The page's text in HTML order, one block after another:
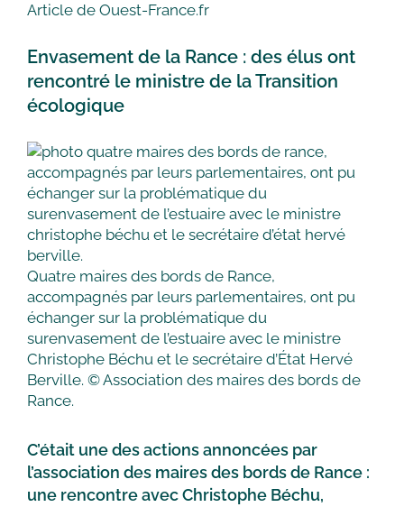
Article de Ouest-France.fr
Envasement de la Rance : des élus ont
rencontré le ministre de la Transition
écologique
Quatre maires des bords de Rance,
accompagnés par leurs parlementaires, ont pu
échanger sur la problématique du
surenvasement de l’estuaire avec le ministre
Christophe Béchu et le secrétaire d’État Hervé
Berville. © Association des maires des bords de
Rance.
C’était une des actions annoncées par
l’association des maires des bords de Rance :
une rencontre avec Christophe Béchu,